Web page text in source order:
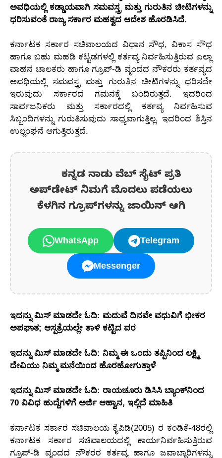
ಅವಧಿಯಲ್ಲಿ ಕಡ್ಡಾಯವಾಗಿ ಸಮವಸ್ತ್ರ ಮತ್ತು ಗುರುತಿನ ಚೀಟಿಗಳನ್ನು
ಧರಿಸುವಂತೆ ರಾಜ್ಯ ಸರ್ಕಾರ ಮಹತ್ವದ ಆದೇಶ ಹೊರಡಿಸಿದೆ.
ಕರ್ನಾಟಕ ಸರ್ಕಾರ ಸಚಿವಾಲಯದ ವಿಧಾನ ಸೌಧ, ವಿಕಾಸ ಸೌಧ
ಹಾಗೂ ಬಹು ಮಹಡಿ ಕಟ್ಟಡಗಳಲ್ಲಿ ಕರ್ತವ್ಯ ನಿರ್ವಹಿಸುತ್ತಿರುವ ಎಲ್ಲಾ
ವಾಹನ ಚಾಲಕರು ಹಾಗೂ ಗ್ರೂಪ್-ಡಿ ವೃಂದದ ನೌಕರರು ಕರ್ತವ್ಯದ
ಅವಧಿಯಲ್ಲಿ ಸಮವಸ್ತ್ರ ಮತ್ತು ಗುರುತಿನ ಚೀಟಿಗಳನ್ನು ಧರಿಸದೇ
ಇರುವುದು ಸರ್ಕಾರದ ಗಮನಕ್ಕೆ ಬಂದಿರುತ್ತದೆ. ಇದರಿಂದ
ಸಾರ್ವಜನಿಕರು ಮತ್ತು ಸರ್ಕಾರದಲ್ಲಿ ಕರ್ತವ್ಯ ನಿರ್ವಹಿಸುವ
ಸಿಬ್ಬಂದಿಗಳನ್ನು ಗುರುತಿಸುವುದು ಸಾಧ್ಯವಾಗುತ್ತಿಲ್ಲ. ಇದರಿಂದ ಶಿಸ್ತಿನ
ಉಲ್ಲಂಘನೆ ಆಗುತ್ತಿರುತ್ತದೆ.
ಕನ್ನಡ ನಾಡು ವೆಬ್ ಸೈಟ್ ಪ್ರತಿ
ಅಪ್‌ಡೇಟ್‌ ನಿಮಗೆ ಮೊದಲು ಪಡೆಯಲು
ಕೆಳಗಿನ ಗ್ರೂಪ್‌ಗಳನ್ನು ಜಾಯಿನ್ ಆಗಿ
WhatsApp Telegram
Messenger
ಇದನ್ನು ಮಿಸ್‌ ಮಾಡದೇ ಓದಿ: ಮದುವೆ ದಿನವೇ ವಧುವಿಗೆ ಭೀಕರ
ಅಪಘಾತ; ಆಸ್ಪತ್ರೆಯಲ್ಲೇ ತಾಳಿ ಕಟ್ಟಿದ ವರ
ಇದನ್ನು ಮಿಸ್‌ ಮಾಡದೇ ಓದಿ: ನಿಮ್ಮ ಈ ಒಂದು ತಪ್ಪಿನಿಂದ ಲಕ್ಷ್ಮಿ
ದೇವಿಯು ನಿಮ್ಮ ಮನೆಯಿಂದ ಹೊರಹೋಗುತ್ತಾಳೆ
ಇದನ್ನು ಮಿಸ್‌ ಮಾಡದೇ ಓದಿ: ರಾಯಚೂರು ಡಿಸಿಸಿ ಬ್ಯಾಂಕ್‌ನಿಂದ
70 ವಿವಿಧ ಹುದ್ದೆಗಳಿಗೆ ಅರ್ಜಿ ಆಹ್ವಾನ, ಇಲ್ಲಿದೆ ಮಾಹಿತಿ
ಕರ್ನಾಟಕ ಸರ್ಕಾರ ಸಚಿವಾಲಯ ಕೈಪಿಡಿ(2005) ರ ಕಂಡಿಕೆ-48ರಲ್ಲಿ
ಕರ್ನಾಟಕ ಸರ್ಕಾರ ಸಚಿವಾಲಯದಲ್ಲಿ ಕಾರ್ಯನಿರ್ವಹಿಸುತ್ತಿರುವ
ಗ್ರೂಪ್-ಡಿ ವೃಂದದ ನೌಕರರ ಕರ್ತವ್ಯ ಹಾಗೂ ಜವಾಬ್ದಾರಿಗಳನ್ನು